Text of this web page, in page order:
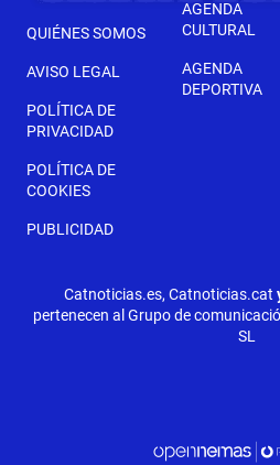
QUIÉNES SOMOS
AVISO LEGAL
POLÍTICA DE
PRIVACIDAD
POLÍTICA DE
COOKIES
PUBLICIDAD
AGENDA
CULTURAL
AGENDA
DEPORTIVA
Catnoticias.es, Catnoticias.cat
pertenecen al Grupo de
SL